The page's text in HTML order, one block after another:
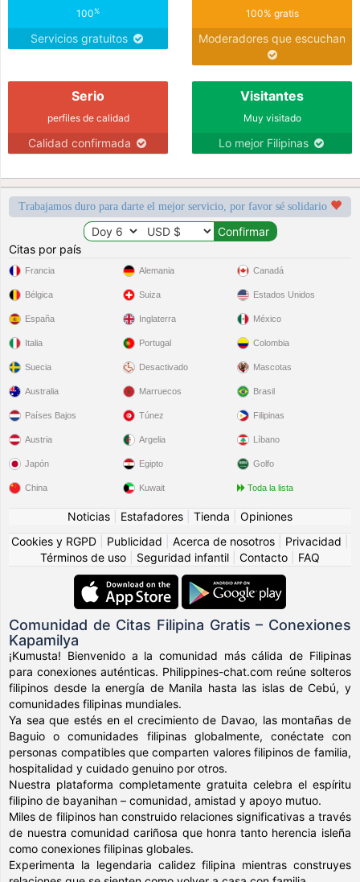
100%
Servicios gratuitos
100% gratis
Moderadores que escuchan
Serio
perfiles de calidad
Calidad confirmada
Visitantes
Muy visitado
Lo mejor Filipinas
Trabajamos duro para darte el mejor servicio, por favor sé solidario
Citas por país
Francia
Bélgica
España
Italia
Suecia
Alemania
Suiza
Inglaterra
Portugal
Desactivado
Canadá
Estados Unidos
México
Colombia
Mascotas
Australia
Países Bajos
Austria
Japón
China
Marruecos
Túnez
Argelia
Egipto
Kuwait
Brasil
Filipinas
Líbano
Golfo
Toda la lista
Noticias Estafadores Tienda
Opiniones
Cookies y RGPD
Publicidad Acerca de nosotros Privacidad
Términos de uso
Seguridad infantil Contacto FAQ
Comunidad de Citas Filipina Gratis – Conexiones
Kapamilya
¡Kumusta! Bienvenido a la comunidad más cálida de Filipinas
para conexiones auténticas. Philippines-chat.com reúne solteros
filipinos desde la energía de Manila hasta las islas de Cebú, y
comunidades filipinas mundiales.
Ya sea que estés en el crecimiento de Davao, las montañas de
Baguio o comunidades filipinas globalmente, conéctate con
personas compatibles que comparten valores filipinos de familia,
hospitalidad y cuidado genuino por otros.
Nuestra plataforma completamente gratuita celebra el espíritu
filipino de bayanihan – comunidad, amistad y apoyo mutuo.
Miles de filipinos han construido relaciones significativas a través
de nuestra comunidad cariñosa que honra tanto herencia isleña
como conexiones filipinas globales.
Experimenta la legendaria calidez filipina mientras construyes